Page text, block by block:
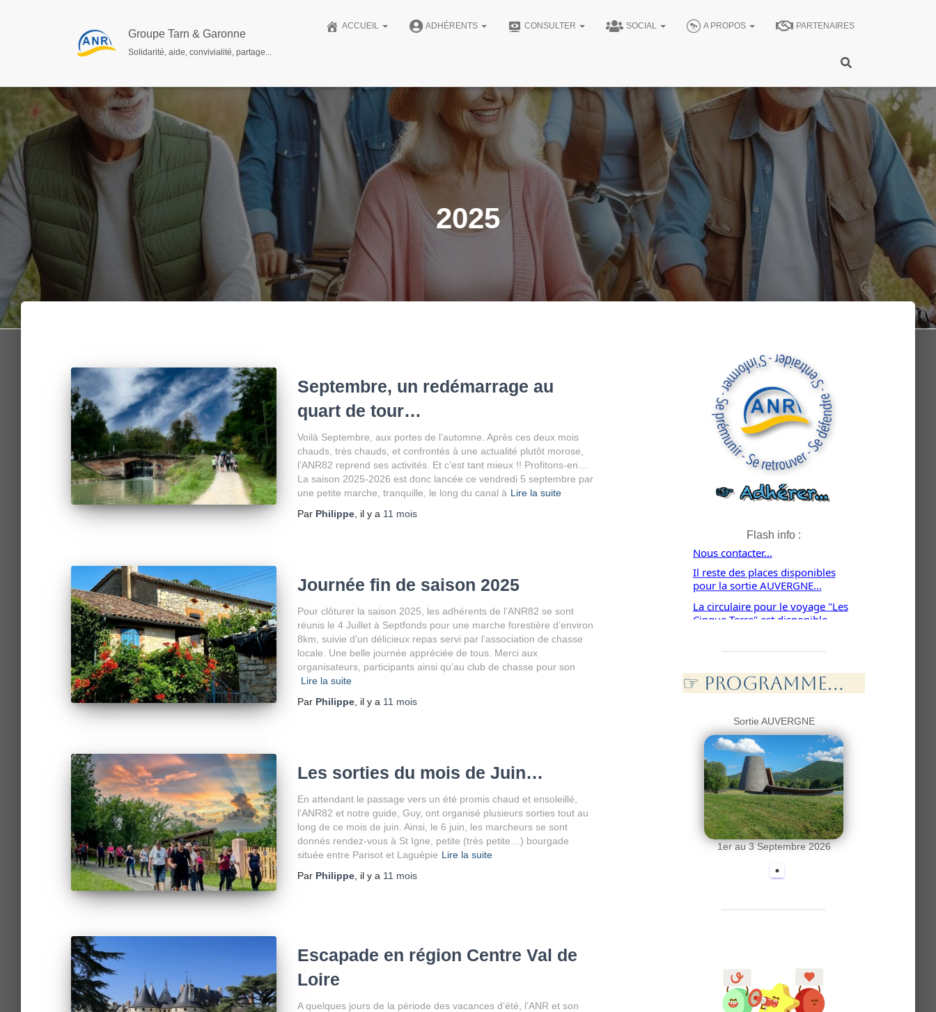
Groupe Tarn & Garonne
Solidarité, aide, convivialité, partage...
ACCUEIL ADHÉRENTS CONSULTER SOCIAL A PROPOS PARTENAIRES
2025
Septembre, un redémarrage au
quart de tour…
Voilà Septembre, aux portes de l’automne. Après ces deux mois
chauds, très chauds, et confrontés à une actualité plutôt morose,
l’ANR82 reprend ses activités. Et c’est tant mieux !! Profitons-en…
La saison 2025-2026 est donc lancée ce vendredi 5 septembre par
une petite marche, tranquille, le long du canal à Lire la suite
Par Philippe , il y a 11 mois
Journée fin de saison 2025
Pour clôturer la saison 2025, les adhérents de l’ANR82 se sont
réunis le 4 Juillet à Septfonds pour une marche forestière d’environ
8km, suivie d’un délicieux repas servi par l’association de chasse
locale. Une belle journée appréciée de tous. Merci aux
organisateurs, participants ainsi qu’au club de chasse pour son
Lire la suite
Par Philippe , il y a 11 mois
Les sorties du mois de Juin…
En attendant le passage vers un été promis chaud et ensoleillé,
l’ANR82 et notre guide, Guy, ont organisé plusieurs sorties tout au
long de ce mois de juin. Ainsi, le 6 juin, les marcheurs se sont
donnés rendez-vous à St Igne, petite (très petite…) bourgade
située entre Parisot et Laguépie Lire la suite
Par Philippe , il y a 11 mois
Escapade en région Centre Val de
Loire
A quelques jours de la période des vacances d’été, l’ANR et son
Flash info :
Nous contacter...
Il reste des places disponibles
pour la sortie AUVERGNE...
La circulaire pour le voyage "Les
Cinque Terre" est disponible...
☞ PROGramme...
Sortie AUVERGNE
1er au 3 Septembre 2026